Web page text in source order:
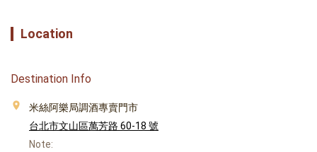
Location
Destination Info
米絲阿樂局調酒專賣門市
台北市文山區萬芳路 60-18 號
Note: